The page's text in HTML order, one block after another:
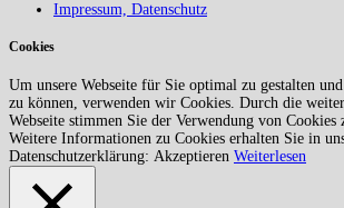
Impressum, Datenschutz
Cookies
Um unsere Webseite für Sie optimal zu gestalten
zu können, verwenden wir Cookies. Durch die
Webseite stimmen Sie der Verwendung von Cookies
Weitere Informationen zu Cookies erhalten Sie in
Datenschutzerklärung: Akzeptieren Weiterlesen